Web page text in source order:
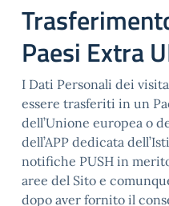
Paesi Extra
I Dati Personali dei
essere trasferiti in un
dell’Unione europea o
dell’APP dedicata
notifiche PUSH in
aree del Sito e
dopo aver fornito il